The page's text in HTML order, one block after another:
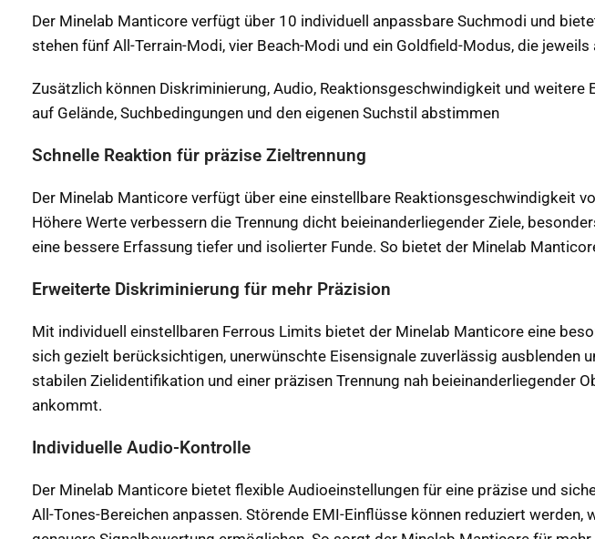
Der Minelab Manticore verfügt über 10 individuell anpassbare Suchmodi und
stehen fünf All-Terrain-Modi, vier Beach-Modi und ein Goldfield-Modus, die
Zusätzlich können Diskriminierung, Audio, Reaktionsgeschwindigkeit und
auf Gelände, Suchbedingungen und den eigenen Suchstil abstimmen
Schnelle Reaktion für präzise Zieltrennung
Der Minelab Manticore verfügt über eine einstellbare Reaktionsgeschwindigkeit
Höhere Werte verbessern die Trennung dicht beieinanderliegender Ziele,
eine bessere Erfassung tiefer und isolierter Funde. So bietet der Minelab
Erweiterte Diskriminierung für mehr Präzision
Mit individuell einstellbaren Ferrous Limits bietet der Minelab Manticore eine
sich gezielt berücksichtigen, unerwünschte Eisensignale zuverlässig
stabilen Zielidentifikation und einer präzisen Trennung nah
ankommt.
Individuelle Audio-Kontrolle
Der Minelab Manticore bietet flexible Audioeinstellungen für eine präzise und
All-Tones-Bereichen anpassen. Störende EMI-Einflüsse können reduziert